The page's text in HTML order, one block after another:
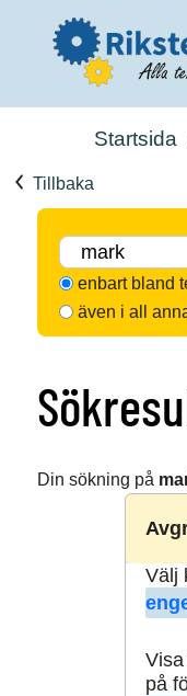
Startsida
Tillbaka
enbart bland
även i all
Din sökning på
Välj
på